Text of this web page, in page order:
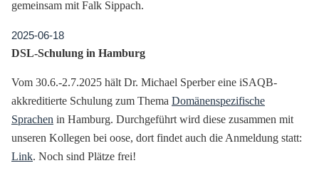
gemeinsam mit Falk Sippach.
2025-06-18
DSL-Schulung in Hamburg
Vom 30.6.-2.7.2025 hält Dr. Michael Sperber eine iSAQB-
akkreditierte Schulung zum Thema Domänenspezifische
Sprachen in Hamburg. Durchgeführt wird diese zusammen mit
unseren Kollegen bei oose, dort findet auch die Anmeldung statt:
Link. Noch sind Plätze frei!